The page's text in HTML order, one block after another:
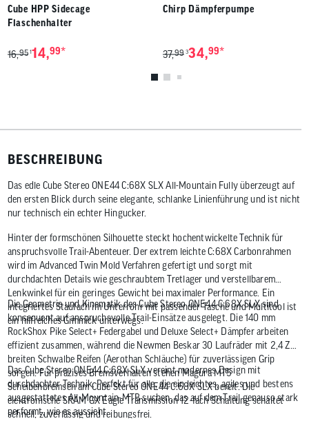
Cube HPP Sidecage
Flaschenhalter
16,95 114,99*
Chirp Dämpferpumpe
37,99 334,99*
BESCHREIBUNG
Das edle Cube Stereo ONE44 C:68X SLX All-Mountain Fully überzeugt auf
den ersten Blick durch seine elegante, schlanke Linienführung und ist nicht
nur technisch ein echter Hingucker.
Hinter der formschönen Silhouette steckt hochentwickelte Technik für
anspruchsvolle Trail-Abenteuer. Der extrem leichte C:68X Carbonrahmen
wird im Advanced Twin Mold Verfahren gefertigt und sorgt mit
durchdachten Details wie geschraubtem Tretlager und verstellbarem
Lenkwinkel für ein geringes Gewicht bei maximaler Performance. Ein
integriertes Staufach im Unterrohr mit passender Tasche und Multitool ist
ein hilfreiches Gimmick unterwegs.
Die Geometrie und Kinematik des Cube Stereo ONE44 C:68X SLX sind
konsequent auf anspruchsvolle Trail-Einsätze ausgelegt. Die 140 mm
RockShox Pike Select+ Federgabel und Deluxe Select+ Dämpfer arbeiten
effizient zusammen, während die Newmen Beskar 30 Laufräder mit 2,4 Zol
breiten Schwalbe Reifen (Aerothan Schläuche) für zuverlässigen Grip
sorgen. Für präzises Bremsverhalten stehen Magura MT5
Scheibenbremsen am Cube Stereo ONE44 C:68X SLX bereit. Die
elektronische SRAM GX Eagle Transmission 12-fach Schaltung schaltet
schnell, zuverlässig und reibungsfrei.
Das Cube Stereo ONE44 C:68X SLX vereint modernes Design mit
durchdachter Technik. Perfekt für alle, die ein leichtes, agiles und bestens
ausgestattetes All-Mountain-MTB suchen, das auf dem Trail genauso stark
performt, wie es aussieht.